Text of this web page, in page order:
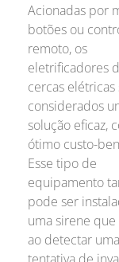
Acionadas por
botões ou
remoto, os
eletrificadores
cercas elétricas
considerados
solução eficaz,
ótimo custo-
Esse tipo de
equipamento
pode ser
uma sirene
ao detectar uma